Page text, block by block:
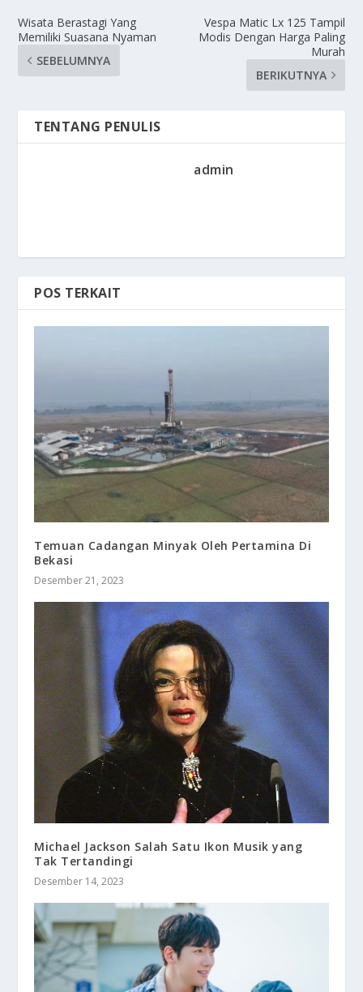
Wisata Berastagi Yang
Memiliki Suasana Nyaman
SEBELUMNYA
Vespa Matic Lx 125 Tampil
Modis Dengan Harga Paling
Murah
BERIKUTNYA
TENTANG PENULIS
admin
POS TERKAIT
Temuan Cadangan Minyak Oleh Pertamina Di
Bekasi
Desember 21, 2023
Michael Jackson Salah Satu Ikon Musik yang
Tak Tertandingi
Desember 14, 2023